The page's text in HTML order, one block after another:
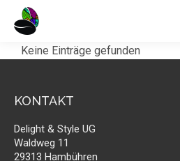
Keine Einträge gefunden
KONTAKT
Delight & Style UG
Waldweg 11
29313 Hambühren